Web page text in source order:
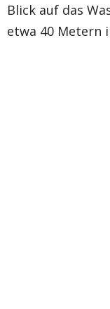
Blick auf das
etwa 40 Metern